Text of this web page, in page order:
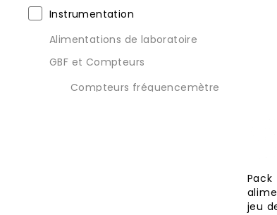
Instrumentation
Alimentations de laboratoire
GBF et Compteurs
Compteurs fréquencemètre
Pack
jeu